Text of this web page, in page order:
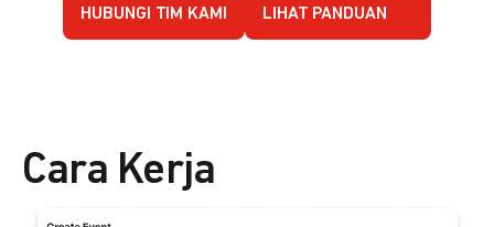
HUBUNGI TIM KAMI LIHAT PANDUAN
Cara Kerja